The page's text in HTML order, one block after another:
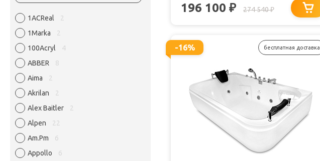
1ACReal
2
1Marka
2
100Acryl
4
ABBER
8
Aima
2
Akrilan
2
Alex Baitler
2
Alpen
22
Am.Pm
6
Appollo
6
196 100 ₽ 274 540₽
-16% бесплатная доставка